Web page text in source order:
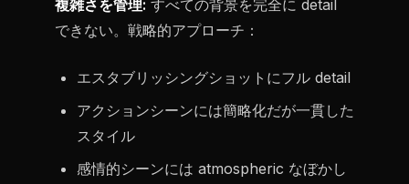
複雑さを管理: すべての背景を完全に detail
できない。戦略的アプローチ：
エスタブリッシングショットにフル detail
アクションシーンには簡略化だが一貫した
スタイル
感情的シーンには atmospheric なぼかし